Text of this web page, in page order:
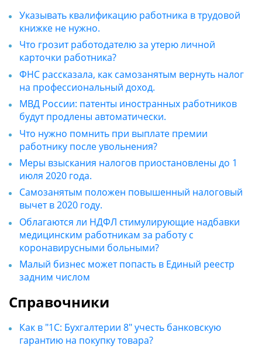
Указывать квалификацию работника в трудовой
книжке не нужно.
Что грозит работодателю за утерю личной
карточки работника?
ФНС рассказала, как самозанятым вернуть налог
на профессиональный доход.
МВД России: патенты иностранных работников
будут продлены автоматически.
Что нужно помнить при выплате премии
работнику после увольнения?
Меры взыскания налогов приостановлены до 1
июля 2020 года.
Самозанятым положен повышенный налоговый
вычет в 2020 году.
Облагаются ли НДФЛ стимулирующие надбавки
медицинским работникам за работу с
коронавирусными больными?
Малый бизнес может попасть в Единый реестр
задним числом
Справочники
Как в "1С: Бухгалтерии 8" учесть банковскую
гарантию на покупку товара?